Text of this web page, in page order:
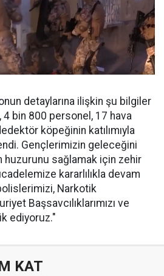
detaylarına ilişkin şu bilgiler
4 bin 800 personel, 17 hava
köpeğinin katılımıyla
Gençlerimizin geleceğini
huzurunu sağlamak için zehir
kararlılıkla devam
Narkotik
Başsavcılıklarımızı ve
ediyoruz."
KAT